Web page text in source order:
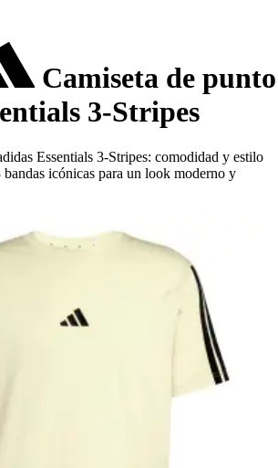
Camiseta de punto
3-Stripes
Essentials 3-Stripes: comodidad y estilo
icónicas para un look moderno y